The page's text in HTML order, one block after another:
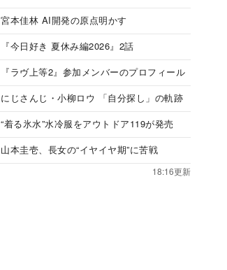
宮本佳林 AI開発の原点明かす
『今日好き 夏休み編2026』2話
『ラヴ上等2』参加メンバーのプロフィール
にじさんじ・小柳ロウ 「自分探し」の軌跡
“着る氷水”水冷服をアウトドア119が発売
山本圭壱、長女の“イヤイヤ期”に苦戦
18:16更新